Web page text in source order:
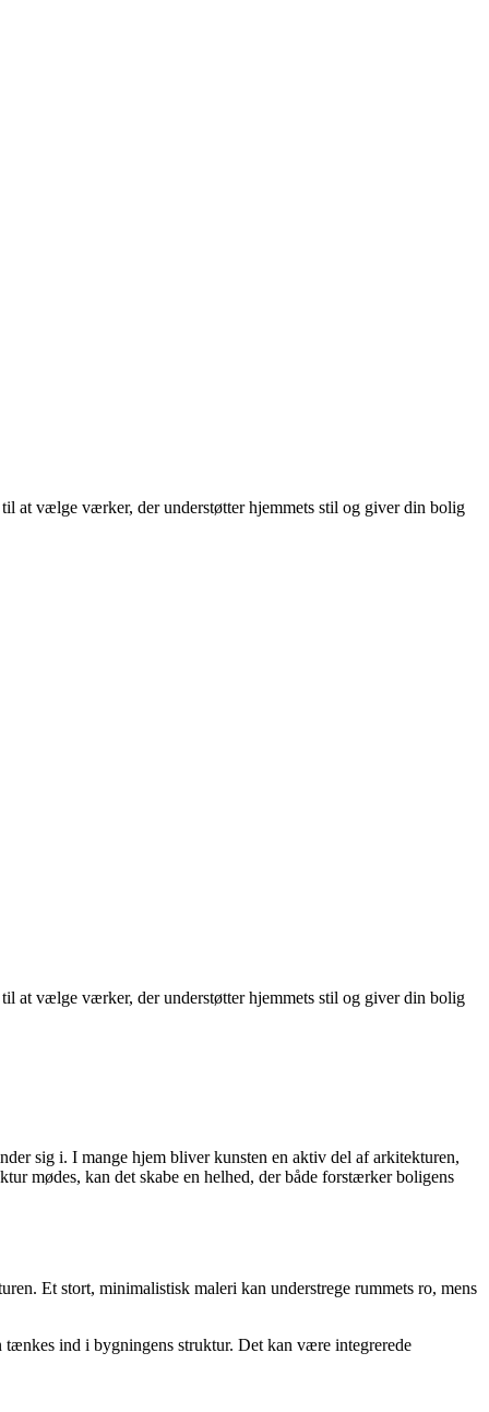
at vælge værker, der understøtter hjemmets stil og giver din bolig
at vælge værker, der understøtter hjemmets stil og giver din bolig
sig i. I mange hjem bliver kunsten en aktiv del af arkitekturen,
mødes, kan det skabe en helhed, der både forstærker boligens
Et stort, minimalistisk maleri kan understrege rummets ro, mens
ind i bygningens struktur. Det kan være integrerede